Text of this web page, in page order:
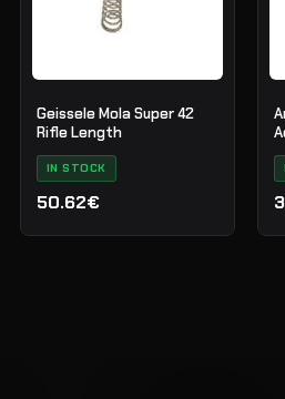
Geissele Mola Super 42
Rifle Length
IN STOCK
50.62€